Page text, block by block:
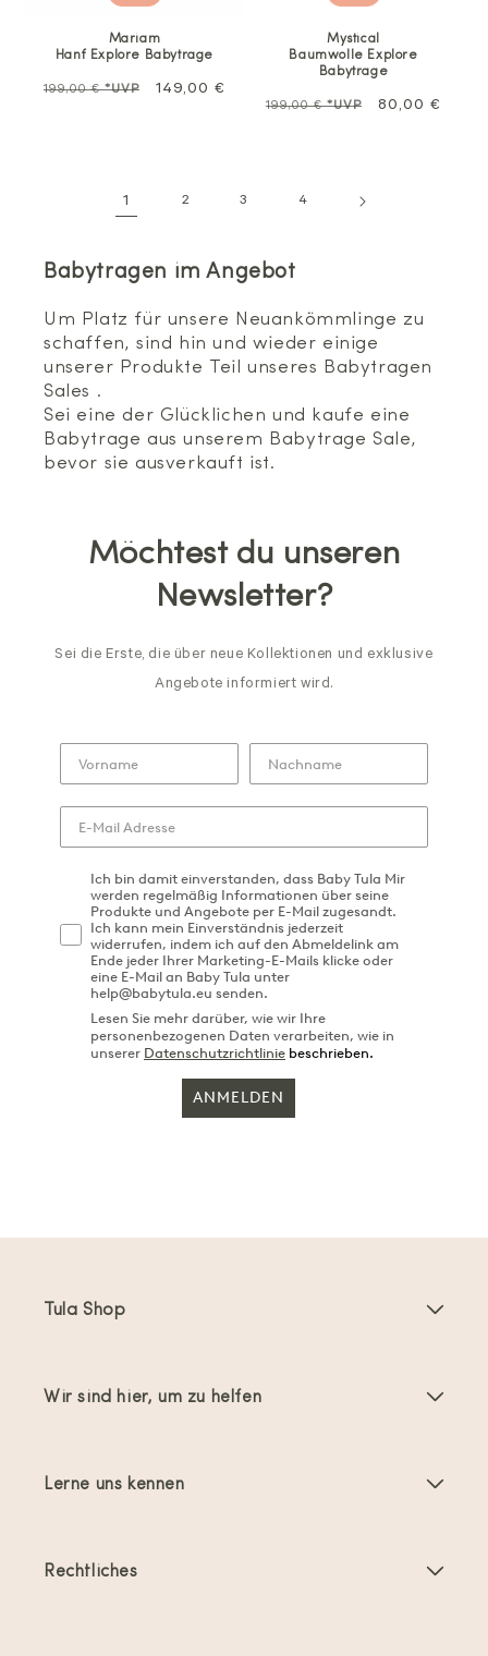
Mariam
Hanf Explore Babytrage
Normalpreis
199,00 €*UVP Sale
149,00 €
Mystical
Baumwolle Explore
Babytrage
Regulärer
199,00 €*UVP Sale
80,00 €
1 2 3 4
Babytragen im Angebot
Um Platz für unsere Neuankömmlinge zu
schaffen, sind hin und wieder einige
unserer Produkte Teil unseres Babytragen
Sales .
Sei eine der Glücklichen und kaufe eine
Babytrage aus unserem Babytrage Sale,
bevor sie ausverkauft ist.
Möchtest du unseren
Newsletter?
Sei die Erste, die über neue Kollektionen und exklusive
Angebote informiert wird.
Ich bin damit einverstanden, dass Baby Tula Mir
werden regelmäßig Informationen über seine
Produkte und Angebote per E-Mail zugesandt.
Ich kann mein Einverständnis jederzeit
widerrufen, indem ich auf den Abmeldelink am
Ende jeder Ihrer Marketing-E-Mails klicke oder
eine E-Mail an Baby Tula unter
help@babytula.eu senden.
Lesen Sie mehr darüber, wie wir Ihre
personenbezogenen Daten verarbeiten, wie in
unserer Datenschutzrichtlinie beschrieben.
ANMELDEN
Tula Shop
Angebote & Aktionen
Wir sind hier, um zu helfen
Lerne uns kennen
Rechtliches